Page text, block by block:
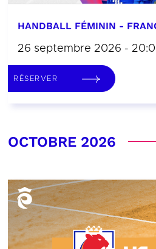
HANDBALL FÉMININ -
26 septembre 2026 -
RÉSERVER
OCTOBRE 2026